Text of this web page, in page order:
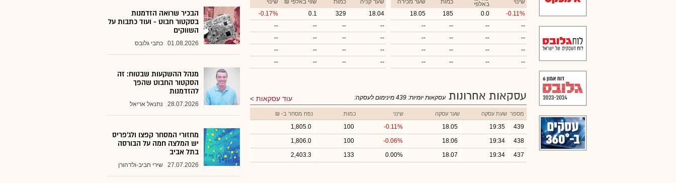
שינוי באלפי כמות
שער מכירה
-0.11%
0.0
185
18.05
--
--
--
--
--
--
--
--
--
--
--
--
--
--
--
--
שער קניה כמות ₪ שווי באלפי
שינוי
18.04
329
0.1
-0.17%
--
--
--
--
--
--
--
--
--
--
--
--
--
--
--
--
עסקאות אחרונות עוד עסקאות עסקאות יומיות: 439 מינימום לעסקה:
מספר שעת עסקה שער עסקה שינוי כמות נפח מסחר ב- ₪
439
19:35
18.05
-0.11%
100
1,805.0
438
19:34
18.06
-0.06%
100
1,806.0
437
19:34
18.07
0.00%
133
2,403.3
הבכיר שרואה הזדמנות
בסקטור חבוט - ועוד כתבות על
השווקים
01.08.2026 כתבי גלובס
מנהל ההשקעות שבטוח: זה
הסקטור החבוט שהפך
להזדמנות
28.07.2026 נתנאל אריאל
מחזורי המסחר קפצו ולג'פריס
יש המלצה חמה על הבורסה
בתל אביב
27.07.2026 שירי חביב-ולדהורן